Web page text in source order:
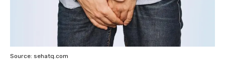
Source: sehatq.com